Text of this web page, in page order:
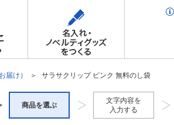
届け） サラサクリップ ピンク 無料のし袋
商品を選ぶ
文字内容を
入力する